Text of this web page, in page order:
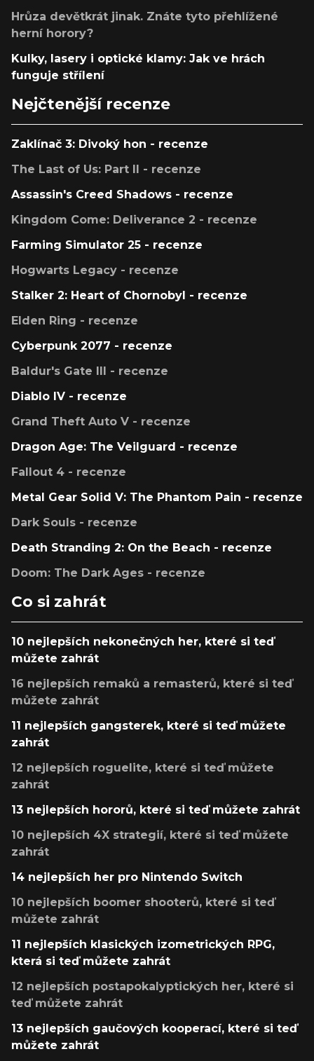
Hrůza devětkrát jinak. Znáte tyto přehlížené
herní horory?
Kulky, lasery i optické klamy: Jak ve hrách
funguje střílení
Nejčtenější recenze
Zaklínač 3: Divoký hon - recenze
The Last of Us: Part II - recenze
Assassin's Creed Shadows - recenze
Kingdom Come: Deliverance 2 - recenze
Farming Simulator 25 - recenze
Hogwarts Legacy - recenze
Stalker 2: Heart of Chornobyl - recenze
Elden Ring - recenze
Cyberpunk 2077 - recenze
Baldur's Gate III - recenze
Diablo IV - recenze
Grand Theft Auto V - recenze
Dragon Age: The Veilguard - recenze
Fallout 4 - recenze
Metal Gear Solid V: The Phantom Pain - recenze
Dark Souls - recenze
Death Stranding 2: On the Beach - recenze
Doom: The Dark Ages - recenze
Co si zahrát
10 nejlepších nekonečných her, které si teď
můžete zahrát
16 nejlepších remaků a remasterů, které si teď
můžete zahrát
11 nejlepších gangsterek, které si teď můžete
zahrát
12 nejlepších roguelite, které si teď můžete
zahrát
13 nejlepších hororů, které si teď můžete zahrát
10 nejlepších 4X strategií, které si teď můžete
zahrát
14 nejlepších her pro Nintendo Switch
10 nejlepších boomer shooterů, které si teď
můžete zahrát
11 nejlepších klasických izometrických RPG,
která si teď můžete zahrát
12 nejlepších postapokalyptických her, které si
teď můžete zahrát
13 nejlepších gaučových kooperací, které si teď
můžete zahrát